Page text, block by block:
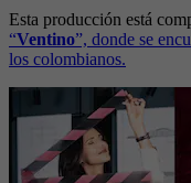
Esta producción está
“Ventino”, donde se
los colombianos.